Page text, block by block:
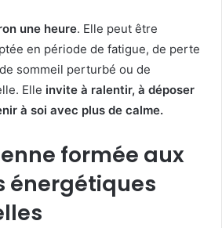
une heure. Elle peut être
en période de fatigue, de perte
sommeil perturbé ou de
Elle invite à ralentir, à déposer
à soi avec plus de calme.
formée aux
énergétiques